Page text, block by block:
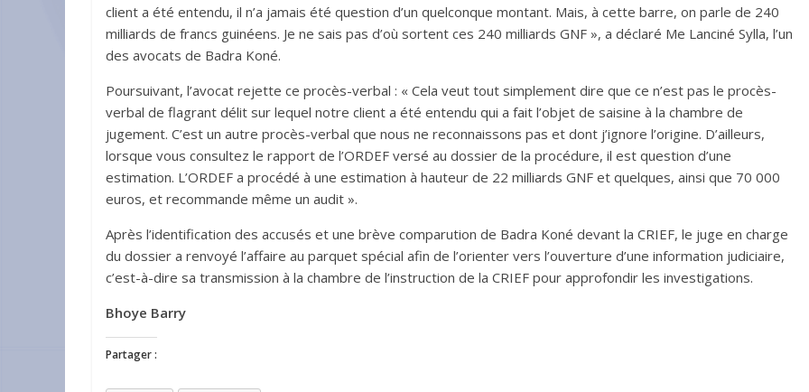
client a été entendu, il n’a jamais été question d’un quelconque montant. Mais, à cette barre, on parle de 240
milliards de francs guinéens. Je ne sais pas d’où sortent ces 240 milliards GNF », a déclaré Me Lanciné Sylla, l’un
des avocats de Badra Koné.
Poursuivant, l’avocat rejette ce procès-verbal : « Cela veut tout simplement dire que ce n’est pas le procès-
verbal de flagrant délit sur lequel notre client a été entendu qui a fait l’objet de saisine à la chambre de
jugement. C’est un autre procès-verbal que nous ne reconnaissons pas et dont j’ignore l’origine. D’ailleurs,
lorsque vous consultez le rapport de l’ORDEF versé au dossier de la procédure, il est question d’une
estimation. L’ORDEF a procédé à une estimation à hauteur de 22 milliards GNF et quelques, ainsi que 70 000
euros, et recommande même un audit ».
Après l’identification des accusés et une brève comparution de Badra Koné devant la CRIEF, le juge en charge
du dossier a renvoyé l’affaire au parquet spécial afin de l’orienter vers l’ouverture d’une information judiciaire,
c’est-à-dire sa transmission à la chambre de l’instruction de la CRIEF pour approfondir les investigations.
Bhoye Barry
Partager :